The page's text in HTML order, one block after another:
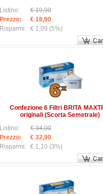
Listino:
€ 19,99
Prezzo:
€ 18,90
Risparmi: € 1,09 (5%)
Confezione 6 Filtri BRITA
originali (Scorta Semetrale)
Listino:
€ 34,00
Prezzo:
€ 32,90
Risparmi: € 1,10 (3%)